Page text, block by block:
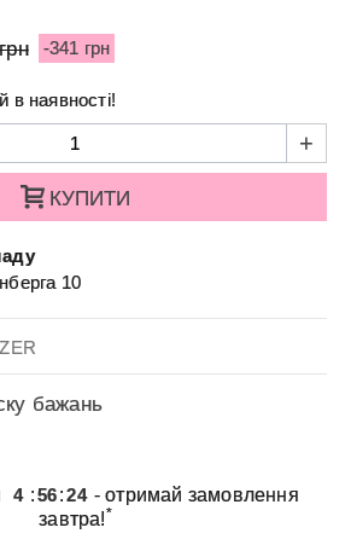
-341 грн
в наявності!
+
КУПИТИ
10
бажань
4 :56:24 - отримай замовлення
завтра!*